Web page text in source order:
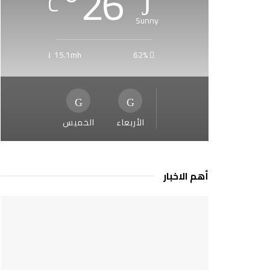
Sunny
62%
15.1mh
الأربعاء الخميس
أهم الاخبار